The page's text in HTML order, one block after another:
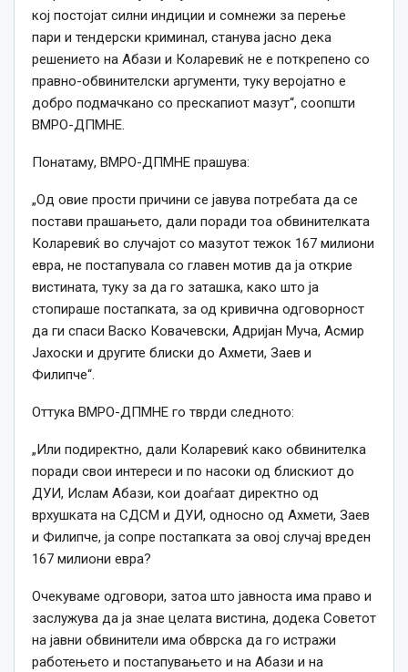
кој постојат силни индиции и сомнежи за перење
пари и тендерски криминал, станува јасно дека
решението на Абази и Коларевиќ не е поткрепено со
правно-обвинителски аргументи, туку веројатно е
добро подмачкано со прескапиот мазут“, соопшти
ВМРО-ДПМНЕ.
Понатаму, ВМРО-ДПМНЕ прашува:
„Од овие прости причини се јавува потребата да се
постави прашањето, дали поради тоа обвинителката
Коларевиќ во случајот со мазутот тежок 167 милиони
евра, не постапувала со главен мотив да ја открие
вистината, туку за да го заташка, како што ја
стопираше постапката, за од кривична одговорност
да ги спаси Васко Ковачевски, Адријан Муча, Асмир
Јахоски и другите блиски до Ахмети, Заев и
Филипче“.
Оттука ВМРО-ДПМНЕ го тврди следното:
„Или подиректно, дали Коларевиќ како обвинителка
поради свои интереси и по насоки од блискиот до
ДУИ, Ислам Абази, кои доаѓаат директно од
врхушката на СДСМ и ДУИ, односно од Ахмети, Заев
и Филипче, ја сопре постапката за овој случај вреден
167 милиони евра?
Очекуваме одговори, затоа што јавноста има право и
заслужува да ја знае целата вистина, додека Советот
на јавни обвинители има обврска да го истражи
работењето и постапувањето и на Абази и на